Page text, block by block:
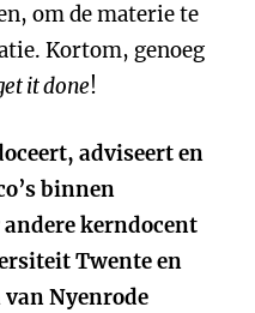
om de materie te
Kortom, genoeg
it done!
adviseert en
binnen
kerndocent
Twente en
Nyenrode